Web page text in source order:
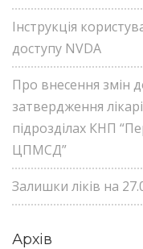
Інструкція
доступу NVDA
Про внесення змін
затвердження
підрозділах КНП
ЦПМСД”
Залишки ліків на
Архів